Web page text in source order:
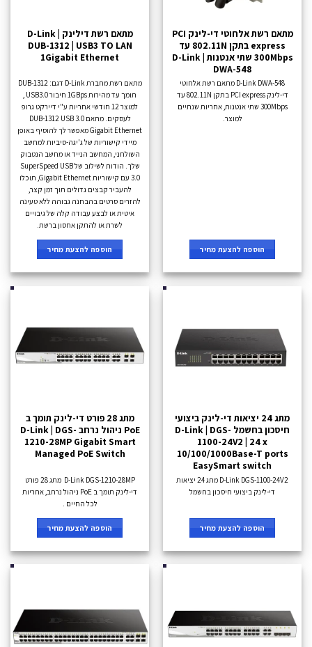
מתאם רשת אלחוטי די-לינק PCI
express בתקן 802.11N עד
300Mbps שתי אנטנות D-Link |
DWA-548
D-Link DWA-548 מתאם רשת אלחוטי
די-לינק PCI express בתקן 802.11N עד
300Mbps שתי אנטנות, אחריות שנתיים
למוצר.
הוספה להצעת מחיר
מתאם רשת דילינק D-Link |
DUB-1312 | USB3 TO LAN
1Gigabit Ethernet
מתאם רשת מחברת D-Link דגם: DUB-1312
תומך עד מהירות 1GBps חיבור USB3.0 ,
למוצר 12 חודשי אחריות ע"י דיירקט גרופ
לעסקים. מתאם DUB-1312 USB 3.0
Gigabit Ethernet מאפשר לך להוסיף באופן
מיידי קישוריות של ג'יגה-סיביות למחשב
השולחני, המחשב הנייד או מחשב הנטבוק
שלך. הודות לשילוב של SuperSpeed USB
3.0 עם קישוריות Gigabit Ethernet, תוכלו
להעביר קבצים גדולים תוך זמן קצר,
להזרים סרטים בהבחנה גבוהה ללא טעינה
איטית או לבצע עבודה קלה של גיבויים
לשרת או להתקן אחסון ברשת.
הוספה להצעת מחיר
מתג 24 יציאות די-לינק ביצועי
חיסכון בחשמל D-Link | DGS-
1100-24V2 | 24 x
10/100/1000Base-T ports
EasySmart switch
D-Link DGS-1100-24V2 מתג 24 יציאות
די-לינק ביצועי חיסכון בחשמל
הוספה להצעת מחיר
מתג 28 פורט די-לינק תומך ב
PoE ניהול נרחב D-Link | DGS-
1210-28MP Gigabit Smart
Managed PoE Switch
D-Link DGS-1210-28MP מתג 28 פורט
די-לינק תומך ב PoE ניהול נרחב, אחריות
לכל החיים .
הוספה להצעת מחיר